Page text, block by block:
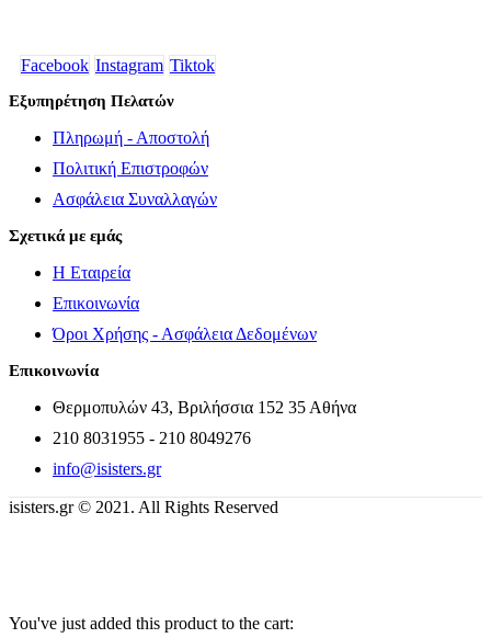
Facebook Instagram Tiktok
Εξυπηρέτηση Πελατών
Πληρωμή - Αποστολή
Πολιτική Επιστροφών
Ασφάλεια Συναλλαγών
Σχετικά με εμάς
Η Εταιρεία
Επικοινωνία
Όροι Χρήσης - Ασφάλεια Δεδομένων
Επικοινωνία
Θερμοπυλών 43, Βριλήσσια 152 35 Αθήνα
210 8031955 - 210 8049276
info@isisters.gr
isisters.gr © 2021. All Rights Reserved
You've just added this product to the cart: